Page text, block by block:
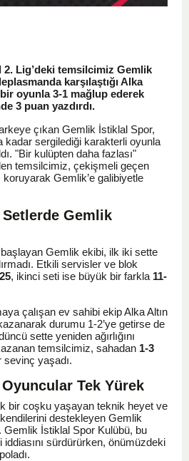
2. Lig’deki temsilcimiz Gemlik
karşılaştığı Alka
oyunla 3-1 mağlup ederek
3 puan yazdırdı.
çıkan Gemlik İstiklal Spor,
kadar sergilediği karakterli oyunla
"Bir kulüpten daha fazlası"
temsilcimiz, çekişmeli geçen
koruyarak Gemlik’e galibiyetle
Setlerde Gemlik
başlayan Gemlik ekibi, ilk iki sette
Etkili servisler ve blok
, ikinci seti ise büyük bir farkla 11-
çalışan ev sahibi ekip Alka Altın
durumu 1-2’ye getirse de
sette yeniden ağırlığını
temsilcimiz, sahadan 1-3
sevinç yaşadı.
Tek Yürek
bir coşku yaşayan teknik heyet ve
destekleyen Gemlik
Gemlik İstiklal Spor Kulübü, bu
sürdürürken, önümüzdeki